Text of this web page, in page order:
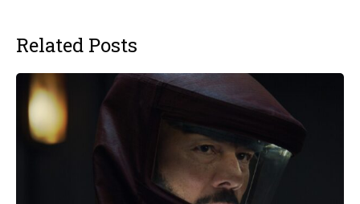
Related Posts